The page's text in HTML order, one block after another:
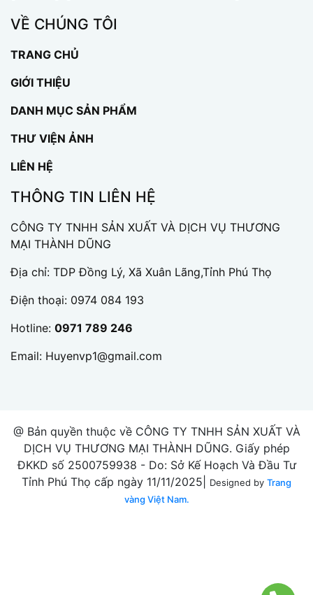
VỀ CHÚNG TÔI
TRANG CHỦ
GIỚI THIỆU
DANH MỤC SẢN PHẨM
THƯ VIỆN ẢNH
LIÊN HỆ
THÔNG TIN LIÊN HỆ
CÔNG TY TNHH SẢN XUẤT VÀ DỊCH VỤ THƯƠNG
MẠI THÀNH DŨNG
Địa chỉ: TDP Đồng Lý, Xã Xuân Lãng,Tỉnh Phú Thọ
Điện thoại: 0974 084 193
Hotline: 0971 789 246
Email: Huyenvp1@gmail.com
@ Bản quyền thuộc về CÔNG TY TNHH SẢN XUẤT VÀ
DỊCH VỤ THƯƠNG MẠI THÀNH DŨNG. Giấy phép
ĐKKD số 2500759938 - Do: Sở Kế Hoạch Và Đầu Tư
Tỉnh Phú Thọ cấp ngày 11/11/2025|
Designed by Trang
vàng Việt Nam.